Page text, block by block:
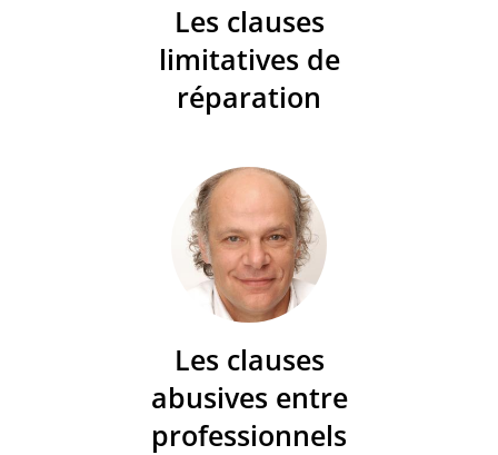
Les clauses
limitatives de
réparation
Les clauses
abusives entre
professionnels